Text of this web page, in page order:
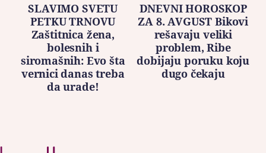
SLAVIMO SVETU
PETKU TRNOVU
Zaštitnica žena,
bolesnih i
siromašnih: Evo šta
vernici danas treba
da urade!
DNEVNI HOROSKOP
ZA 8. AVGUST Bikovi
rešavaju veliki
problem, Ribe
dobijaju poruku koju
dugo čekaju